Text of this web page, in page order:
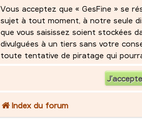
Vous acceptez que « GesFine » se
sujet à tout moment, à notre seule
que vous saisissez soient stockées
divulguées à un tiers sans votre
toute tentative de piratage qui
Index du forum